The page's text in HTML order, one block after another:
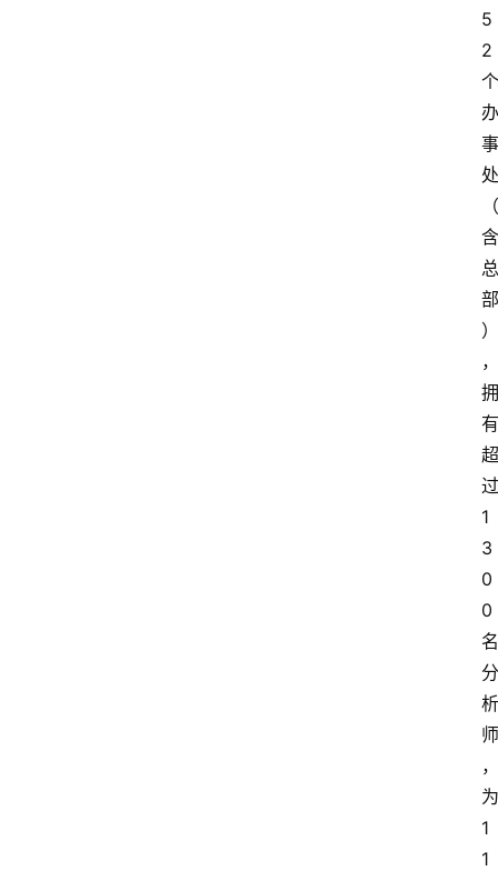
5
2
个
办
事
处
（
含
总
部
）
，
拥
有
超
过
1
3
0
0
名
分
析
师
，
为
1
1